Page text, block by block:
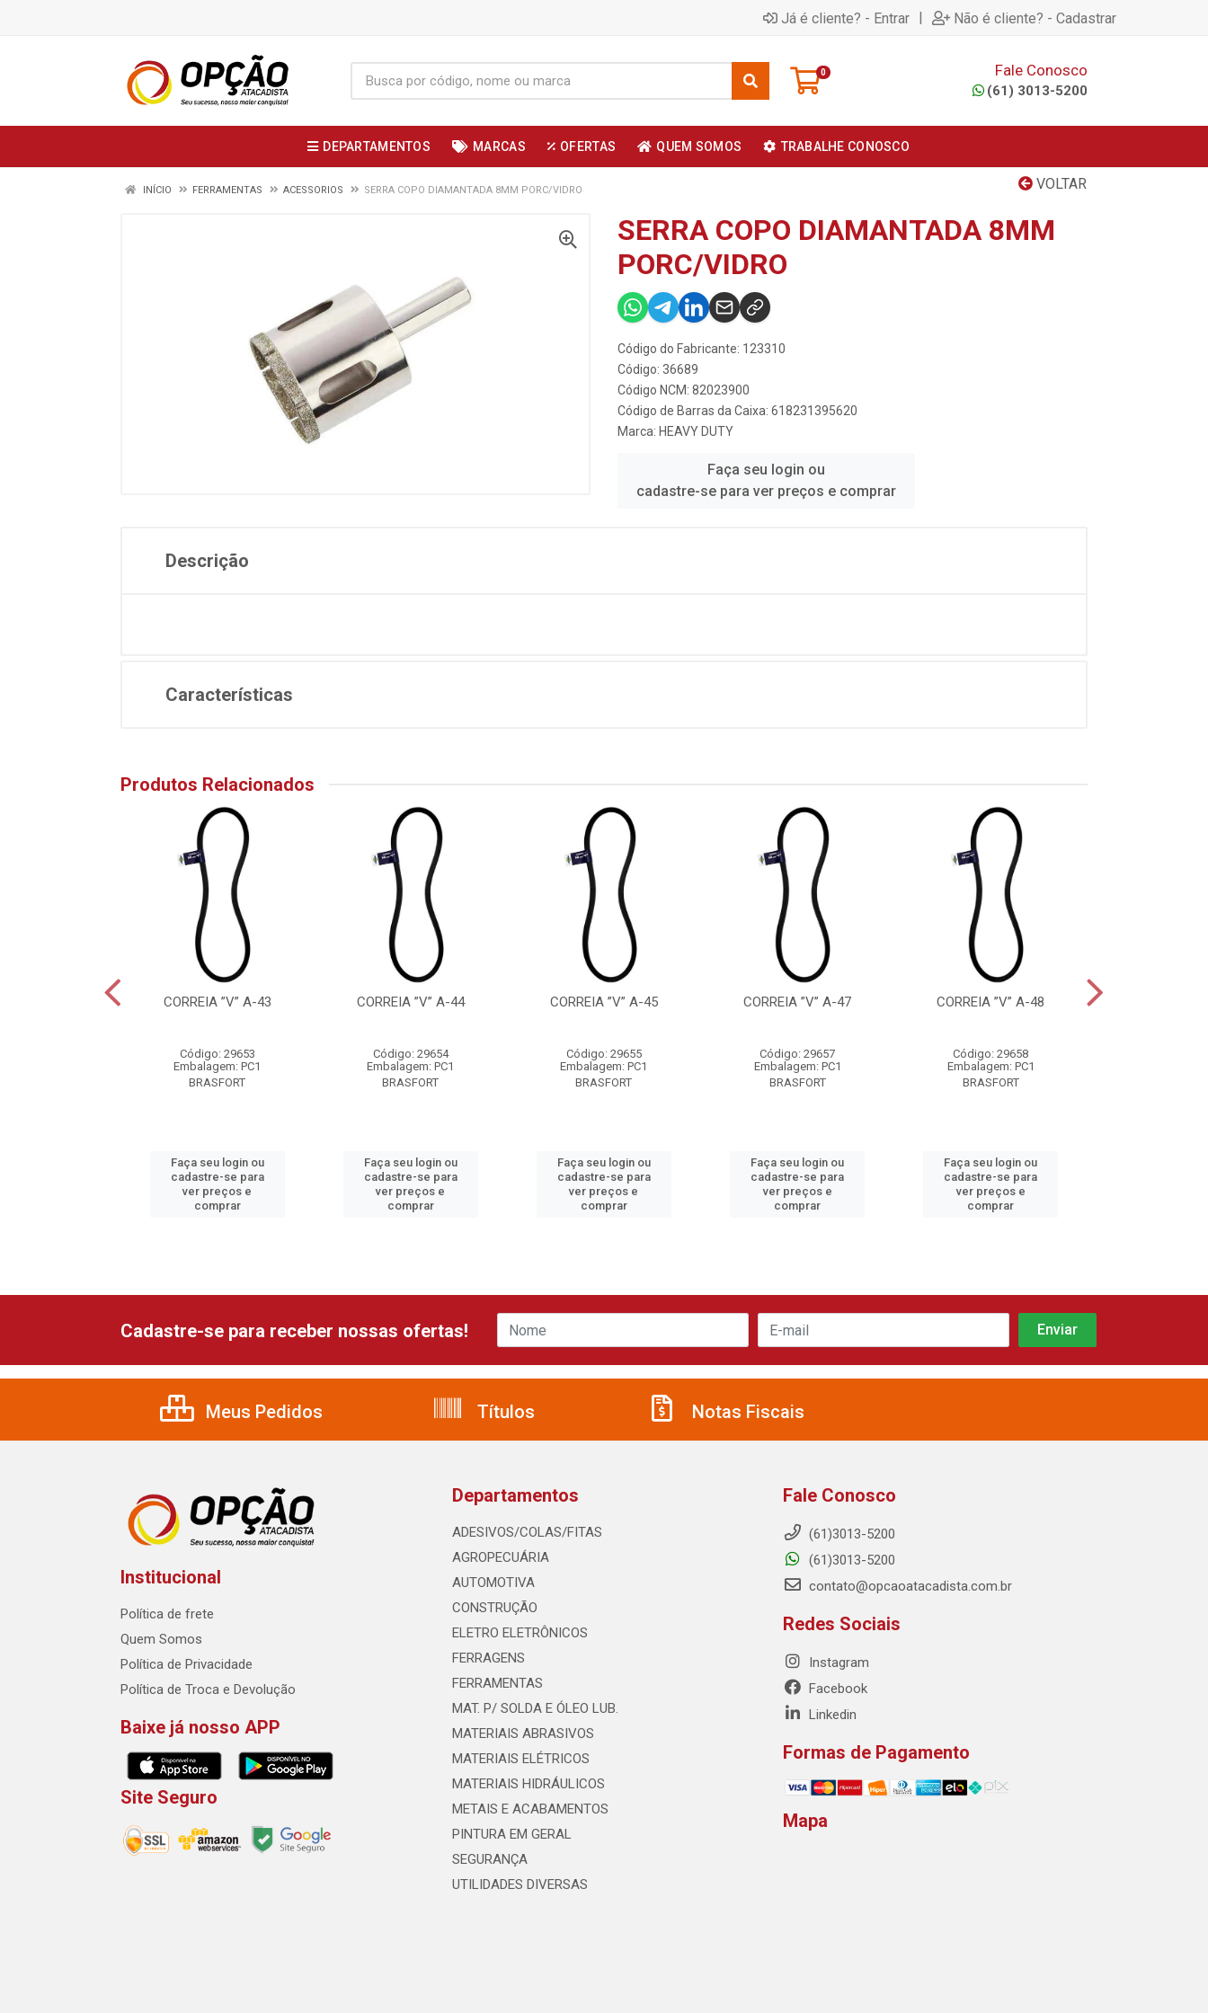
Já é cliente? - Entrar | Não é cliente? - Cadastrar
0 Fale Conosco
(61) 3013-5200
DEPARTAMENTOS MARCAS OFERTAS QUEM SOMOS TRABALHE CONOSCO
VOLTAR
INÍCIO FERRAMENTAS ACESSORIOS SERRA COPO DIAMANTADA 8MM PORC/VIDRO
SERRA COPO DIAMANTADA 8MM
PORC/VIDRO
Código do Fabricante: 123310
Código: 36689
Código NCM: 82023900
Código de Barras da Caixa: 618231395620
Marca: HEAVY DUTY
Faça seu login ou
cadastre-se para ver preços e comprar
Descrição
Características
Produtos Relacionados
CORREIA ”V” A-43
Código: 29653
Embalagem: PC1
BRASFORT
Faça seu login ou
cadastre-se para
ver preços e
comprar
CORREIA ”V” A-44
Código: 29654
Embalagem: PC1
BRASFORT
Faça seu login ou
cadastre-se para
ver preços e
comprar
CORREIA ”V” A-45
Código: 29655
Embalagem: PC1
BRASFORT
Faça seu login ou
cadastre-se para
ver preços e
comprar
CORREIA ”V” A-47
Código: 29657
Embalagem: PC1
BRASFORT
Faça seu login ou
cadastre-se para
ver preços e
comprar
CORREIA ”V” A-48
Código: 29658
Embalagem: PC1
BRASFORT
Faça seu login ou
cadastre-se para
ver preços e
comprar
Cadastre-se para receber nossas ofertas!
Meus Pedidos Títulos Notas Fiscais
Institucional
Política de frete
Quem Somos
Política de Privacidade
Política de Troca e Devolução
Baixe já nosso APP
Site Seguro
Departamentos
ADESIVOS/COLAS/FITAS
AGROPECUÁRIA
AUTOMOTIVA
CONSTRUÇÃO
ELETRO ELETRÔNICOS
FERRAGENS
FERRAMENTAS
MAT. P/ SOLDA E ÓLEO LUB.
MATERIAIS ABRASIVOS
MATERIAIS ELÉTRICOS
MATERIAIS HIDRÁULICOS
METAIS E ACABAMENTOS
PINTURA EM GERAL
SEGURANÇA
UTILIDADES DIVERSAS
Fale Conosco
(61)3013-5200
(61)3013-5200
contato@opcaoatacadista.com.br
Redes Sociais
Instagram
Facebook
Linkedin
Formas de Pagamento
Mapa